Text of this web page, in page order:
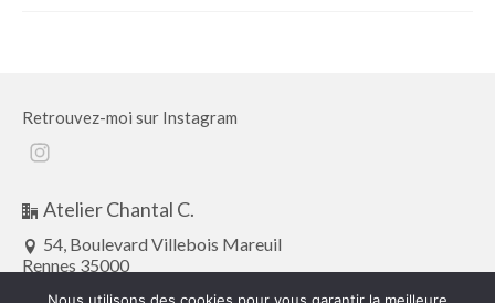
Retrouvez-moi sur Instagram
Atelier Chantal C.
54, Boulevard Villebois Mareuil
Rennes 35000
atelier.chantalc@gmail.com